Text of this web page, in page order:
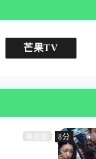
芒果TV
电视剧 8分